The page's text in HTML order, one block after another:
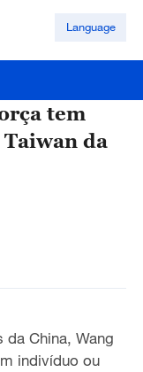
Language
tem
da
China, Wang
indivíduo ou